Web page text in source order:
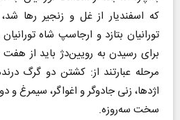
‌که اسفندیار از غل و زنجیر رها
تورانیان بتازد و ارجاسپ شاه
برای رسیدن به رویین‌دژ باید از
مرحله عبارتند از: کشتن دو گرگ
اژدها، زنی جادوگر و اغواگر، سیمرغ
سخت سه‌روزه.